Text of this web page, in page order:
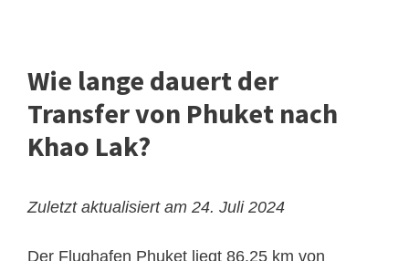
Wie lange dauert der
Transfer von Phuket nach
Khao Lak?
Zuletzt aktualisiert am 24. Juli 2024
Der Flughafen Phuket liegt 86.25 km von